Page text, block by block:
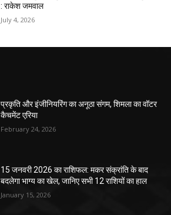
: राकेश जमवाल
July 4, 2026
प्रकृति और इंजीनियरिंग का अनूठा संगम, शिमला का वॉटर
कैचमेंट एरिया
February 24, 2026
15 जनवरी 2026 का राशिफल: मकर संक्रांति के बाद
बदलेगा भाग्य का खेल, जानिए सभी 12 राशियों का हाल
January 15, 2026